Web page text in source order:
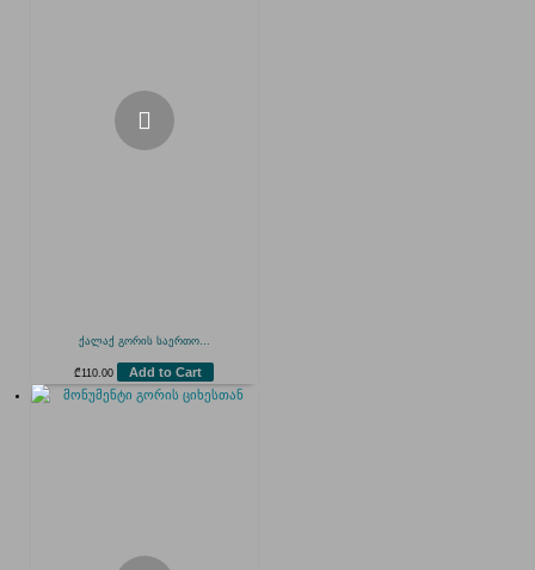
ქალაქ გორის საერთო...
₾ 110.00 Add to Cart